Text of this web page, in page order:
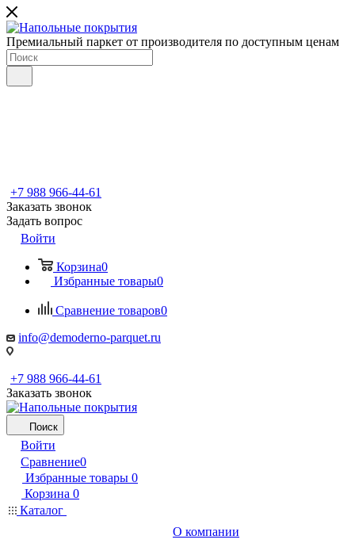
Премиальный паркет от производителя по доступным ценам
+7 988 966-44-61
Заказать звонок
Задать вопрос
Войти
Корзина0
Избранные товары0
Сравнение товаров0
info@demoderno-parquet.ru
+7 988 966-44-61
Заказать звонок
Поиск
Войти
Сравнение0
Избранные товары 0
Корзина 0
Каталог
О компании